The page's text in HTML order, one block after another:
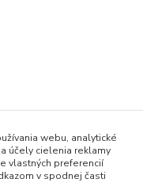
webu, analytické
účely cielenia reklamy
vlastných preferencií
v spodnej časti